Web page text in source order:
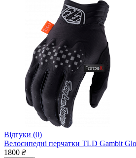
Відгуки (0)
Велосипедні перчатки TLD Gambit
1800 ₴